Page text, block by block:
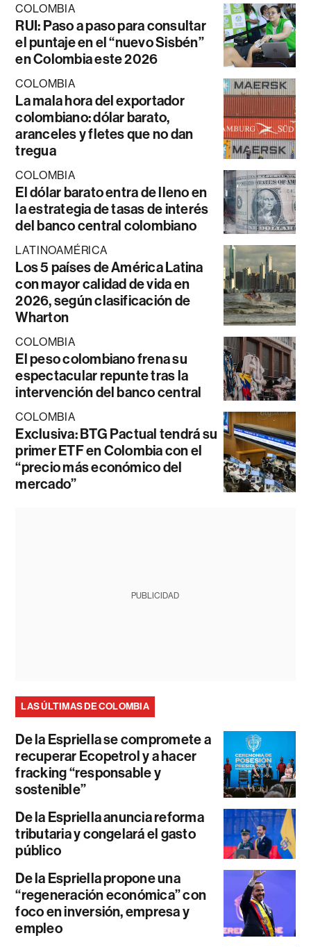
COLOMBIA
RUI: Paso a paso para consultar
el puntaje en el “nuevo Sisbén”
en Colombia este 2026
COLOMBIA
La mala hora del exportador
colombiano: dólar barato,
aranceles y fletes que no dan
tregua
COLOMBIA
El dólar barato entra de lleno en
la estrategia de tasas de interés
del banco central colombiano
LATINOAMÉRICA
Los 5 países de América Latina
con mayor calidad de vida en
2026, según clasificación de
Wharton
COLOMBIA
El peso colombiano frena su
espectacular repunte tras la
intervención del banco central
COLOMBIA
Exclusiva: BTG Pactual tendrá su
primer ETF en Colombia con el
“precio más económico del
mercado”
PUBLICIDAD
LAS ÚLTIMAS DE COLOMBIA
De la Espriella se compromete a
recuperar Ecopetrol y a hacer
fracking “responsable y
sostenible”
De la Espriella anuncia reforma
tributaria y congelará el gasto
público
De la Espriella propone una
“regeneración económica” con
foco en inversión, empresa y
empleo